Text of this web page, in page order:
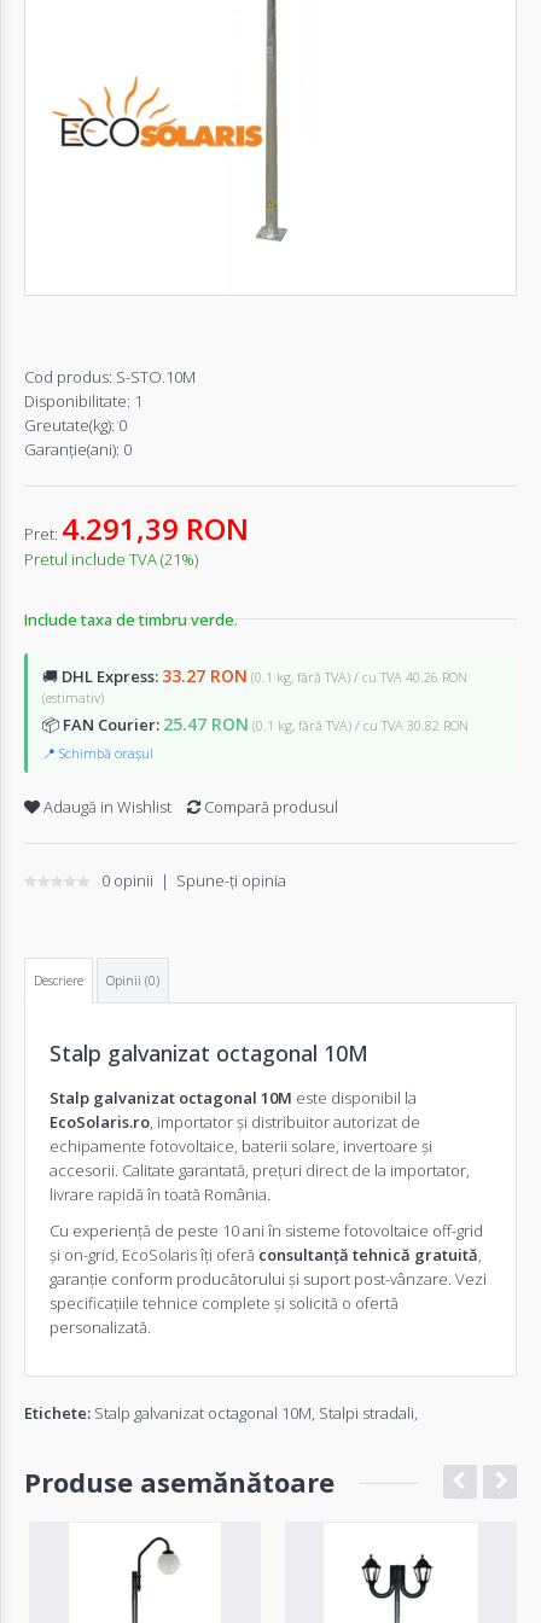
Înregistrează-
Cod produs: S-STO.10M
Disponibilitate: 1
Greutate(kg): 0
Garanţie(ani): 0
Pret: 4.291,39 RON
Pretul include TVA (21%)
Include taxa de timbru verde.
🚚 DHL Express: 33.27 RON (0.1 kg, fără TVA) / cu TVA 40.26 RON
(estimativ)
📦 FAN Courier: 25.47 RON (0.1 kg, fără TVA) / cu TVA 30.82 RON
📍 Schimbă orașul
Adaugă in Wishlist Compară produsul
0 opinii | Spune-ţi opinia
Descriere Opinii (0)
Stalp galvanizat octagonal 10M
Stalp galvanizat octagonal 10M este disponibil la
EcoSolaris.ro , importator și distribuitor autorizat de
echipamente fotovoltaice, baterii solare, invertoare și
accesorii. Calitate garantată, prețuri direct de la importator,
livrare rapidă în toată România.
Cu experiență de peste 10 ani în sisteme fotovoltaice off-grid
și on-grid, EcoSolaris îți oferă consultanță tehnică gratuită
garanție conform producătorului și suport post-vânzare. Vezi
specificațiile tehnice complete și solicită o ofertă
personalizată
Etichete: Stalp galvanizat octagonal 10M Stalpi stradali
Produse asemănătoare